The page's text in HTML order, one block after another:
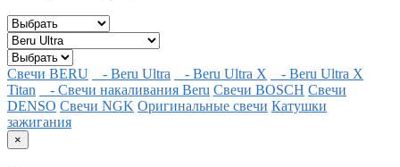
Свечи BERU - Beru Ultra - Beru Ultra X
- Beru Ultra X
Titan
- Свечи накаливания Beru Свечи BOSCH Свечи
DENSO Свечи NGK Оригинальные свечи Катушки
зажигания
×